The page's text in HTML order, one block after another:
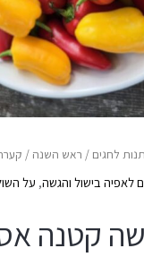
לחגים / ראש השנה /
לאפיה בישול והגשה, על
קטנה